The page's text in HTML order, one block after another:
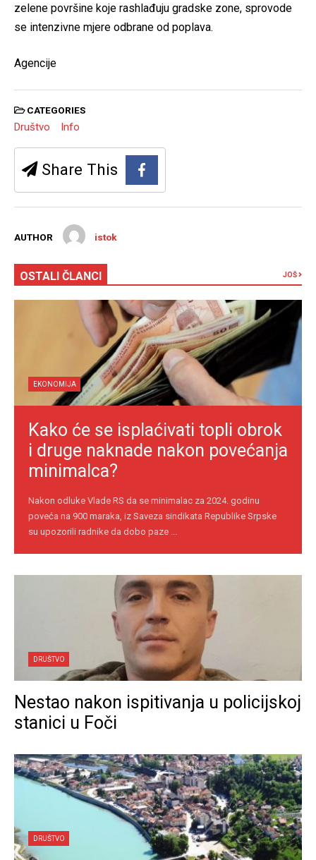
zelene površine koje rashlađuju gradske zone, sprovode
se intenzivne mjere odbrane od poplava.
Agencije
CATEGORIES
Društvo Info
Share This
AUTHOR istok
OSTALI ČLANCI JOŠ
EKONOMIJA
Kako će se isplaćivati topli obrok
i druge naknade nakon povećanja
minimalca?
Nakon odluke Vlade RS da se minimalac za 2024. godinu
poveća na 900 maraka, iz Saveza sindikata Republike Srpske
su upozorili radnike da dobo paze ...
DRUŠTVO
Nestao nakon ispitivanja u policijskoj
stanici u Foči
DRUŠTVO